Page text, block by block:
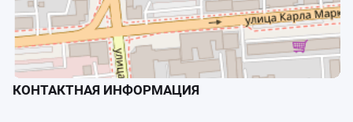
КОНТАКТНАЯ ИНФОРМАЦИЯ